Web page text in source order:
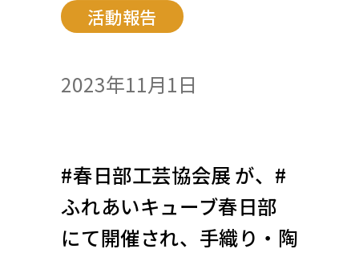
活動報告
2023年11月1日
#春日部工芸協会展 が、#
ふれあいキューブ春日部
にて開催され、手織り・陶